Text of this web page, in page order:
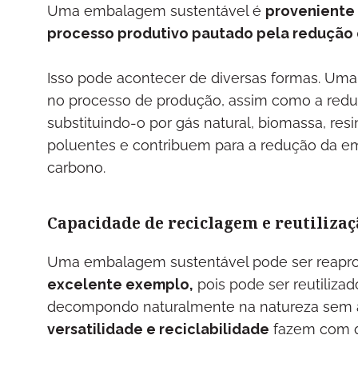
Uma embalagem sustentável é proveniente
processo produtivo pautado pela
Isso pode acontecer de diversas formas.
no processo de produção, assim como a
substituindo-o por gás natural, biomassa,
poluentes e contribuem para a redução da
carbono.
Capacidade de reciclagem e
Uma embalagem sustentável pode ser
excelente exemplo, pois pode ser
decompondo naturalmente na natureza
versatilidade e reciclabilidade fazem com